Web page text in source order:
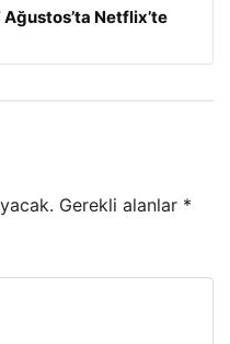
Ağustos’ta Netflix’te
Gerekli alanlar *